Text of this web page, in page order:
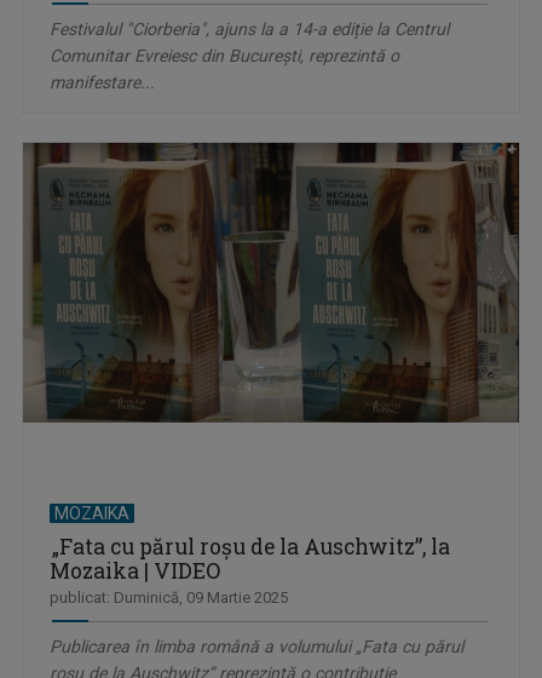
Festivalul "Ciorberia", ajuns la a 14-a ediție la Centrul
Comunitar Evreiesc din București, reprezintă o
manifestare...
MOZAIKA
„Fata cu părul roșu de la Auschwitz”, la
Mozaika | VIDEO
publicat: Duminică, 09 Martie 2025
Publicarea în limba română a volumului „Fata cu părul
roșu de la Auschwitz” reprezintă o contribuție